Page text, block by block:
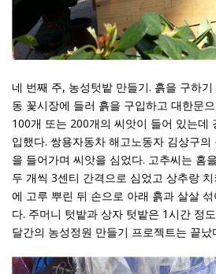
네 번째 주, 농성텃밭 만들기. 흙을 구하
동 꽃시장에 들러 흙을 구입하고 대한문
100개 또는 200개의 씨앗이 들어 있는데
입했다. 쌍용자동차 해고노동자 김상구
을 들어가며 씨앗을 심었다. 고추씨는 홈
두 개씩 3센티 간격으로 심었고 상추랑
에 고루 뿌린 뒤 손으로 아래 흙과 살살
다. 주머니 텃밭과 상자 텃밭은 1시간 정
달간의 농성정원 만들기 프로젝트는 끝났